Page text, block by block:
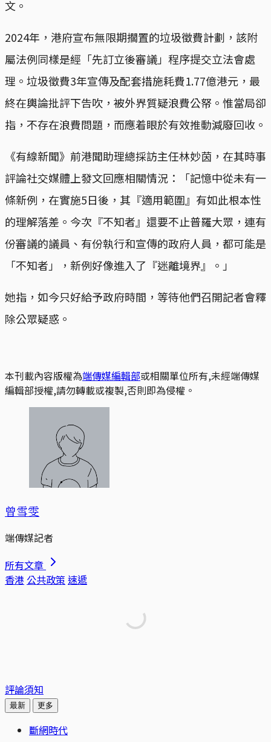
文。
2024年，港府宣布無限期擱置的垃圾徵費計劃，該附
屬法例同樣是經「先訂立後審議」程序提交立法會處
理。垃圾徵費3年宣傳及配套措施耗費1.77億港元，最
終在輿論批評下告吹，被外界質疑浪費公帑。惟當局卻
指，不存在浪費問題，而應着眼於有效推動減廢回收。
《有線新聞》前港聞助理總採訪主任林妙茵，在其時事
評論社交媒體上發文回應相關情況：「記憶中從未有一
條新例，在實施5日後，其『適用範圍』有如此根本性
的理解落差。今次『不知者』還要不止普羅大眾，連有
份審議的議員、有份執行和宣傳的政府人員，都可能是
「不知者」，新例好像進入了『迷離境界』。」
她指，如今只好給予政府時間，等待他們召開記者會釋
除公眾疑惑。
本刊載內容版權為端傳媒編輯部或相關單位所有,未經端傳媒
編輯部授權,請勿轉載或複製,否則即為侵權。
曾雪雯
端傳媒記者
所有文章
香港 公共政策 速遞
評論須知
最新 更多
斷網時代